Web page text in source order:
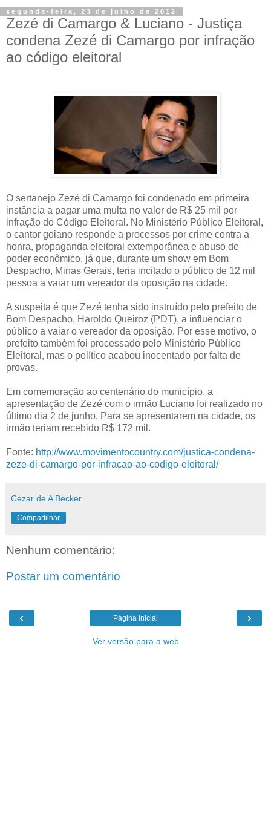
segunda-feira, 23 de julho de 2012
Zezé di Camargo & Luciano - Justiça
condena Zezé di Camargo por infração
ao código eleitoral
O sertanejo Zezé di Camargo foi condenado em primeira
instância a pagar uma multa no valor de R$ 25 mil por
infração do Código Eleitoral. No Ministério Público Eleitoral,
o cantor goiano responde a processos por crime contra a
honra, propaganda eleitoral extemporânea e abuso de
poder econômico, já que, durante um show em Bom
Despacho, Minas Gerais, teria incitado o público de 12 mil
pessoa a vaiar um vereador da oposição na cidade.
A suspeita é que Zezé tenha sido instruído pelo prefeito de
Bom Despacho, Haroldo Queiroz (PDT), a influenciar o
público a vaiar o vereador da oposição. Por esse motivo, o
prefeito também foi processado pelo Ministério Público
Eleitoral, mas o político acabou inocentado por falta de
provas.
Em comemoração ao centenário do município, a
apresentação de Zezé com o irmão Luciano foi realizado no
último dia 2 de junho. Para se apresentarem na cidade, os
irmão teriam recebido R$ 172 mil.
Fonte: http://www.movimentocountry.com/justica-condena-
zeze-di-camargo-por-infracao-ao-codigo-eleitoral/
Cezar de A Becker
Compartilhar
Nenhum comentário:
Postar um comentário
‹ ›
Página inicial
Ver versão para a web